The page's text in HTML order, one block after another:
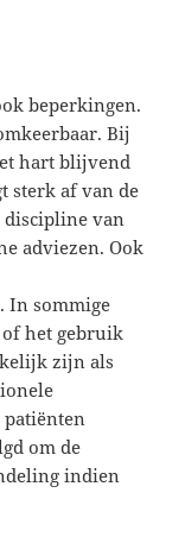
beperkingen.
Bij
hart blijvend
sterk af van de
van
adviezen. Ook
In sommige
het gebruik
zijn als
om de
indien